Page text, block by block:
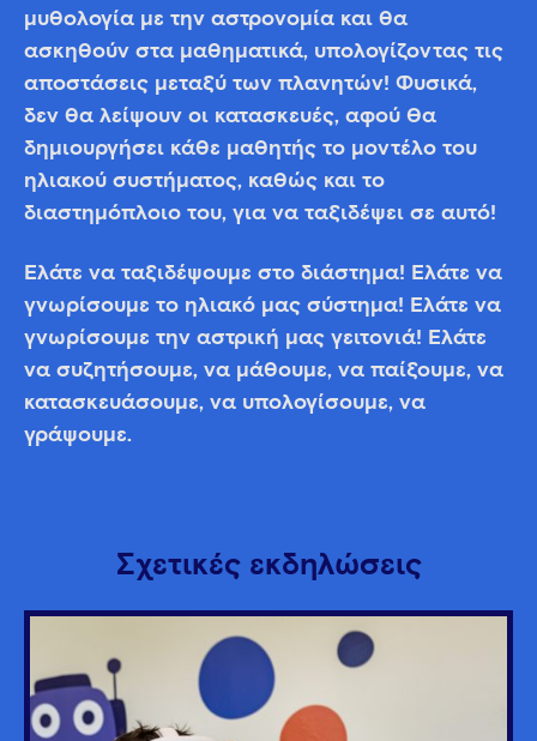
μυθολογία με την αστρονομία και θα
ασκηθούν στα μαθηματικά, υπολογίζοντας τις
αποστάσεις μεταξύ των πλανητών! Φυσικά,
δεν θα λείψουν οι κατασκευές, αφού Θα
δημιουργήσει κάθε μαθητής το μοντέλο του
ηλιακού συστήματος, καθώς και το
διαστημόπλοιο του, για να ταξιδέψει σε αυτό!
Ελάτε να ταξιδέψουμε στο διάστημα! Ελάτε να
γνωρίσουμε το ηλιακό μας σύστημα! Ελάτε να
γνωρίσουμε την αστρική μας γειτονιά! Ελάτε
να συζητήσουμε, να μάθουμε, να παίξουμε, να
κατασκευάσουμε, να υπολογίσουμε, να
γράψουμε.
Σχετικές εκδηλώσεις